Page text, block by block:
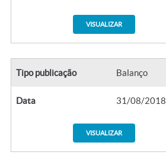
VISUALIZAR
Tipo publicação Balanço
Data 31/08/2018
VISUALIZAR